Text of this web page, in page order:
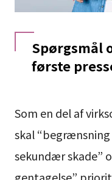
Spørgsmål
første
Som en del af
skal “begrænsning
sekundær skade”